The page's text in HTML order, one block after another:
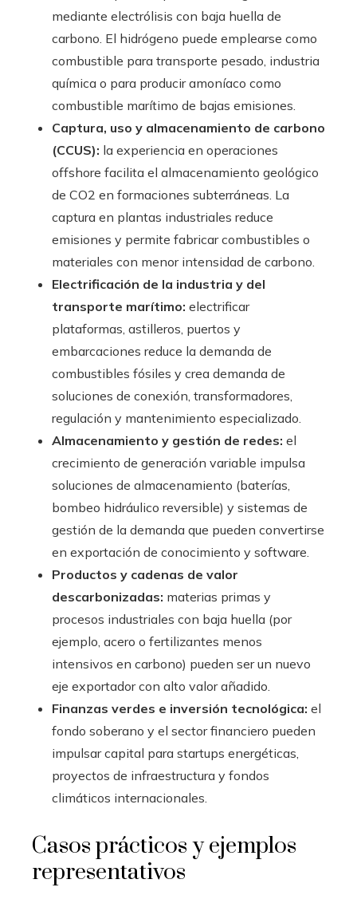
mediante electrólisis con baja huella de
carbono. El hidrógeno puede emplearse como
combustible para transporte pesado, industria
química o para producir amoníaco como
combustible marítimo de bajas emisiones.
Captura, uso y almacenamiento de carbono
(CCUS): la experiencia en operaciones
offshore facilita el almacenamiento geológico
de CO2 en formaciones subterráneas. La
captura en plantas industriales reduce
emisiones y permite fabricar combustibles o
materiales con menor intensidad de carbono.
Electrificación de la industria y del
transporte marítimo: electrificar
plataformas, astilleros, puertos y
embarcaciones reduce la demanda de
combustibles fósiles y crea demanda de
soluciones de conexión, transformadores,
regulación y mantenimiento especializado.
Almacenamiento y gestión de redes: el
crecimiento de generación variable impulsa
soluciones de almacenamiento (baterías,
bombeo hidráulico reversible) y sistemas de
gestión de la demanda que pueden convertirse
en exportación de conocimiento y software.
Productos y cadenas de valor
descarbonizadas: materias primas y
procesos industriales con baja huella (por
ejemplo, acero o fertilizantes menos
intensivos en carbono) pueden ser un nuevo
eje exportador con alto valor añadido.
Finanzas verdes e inversión tecnológica: el
fondo soberano y el sector financiero pueden
impulsar capital para startups energéticas,
proyectos de infraestructura y fondos
climáticos internacionales.
Casos prácticos y ejemplos
representativos